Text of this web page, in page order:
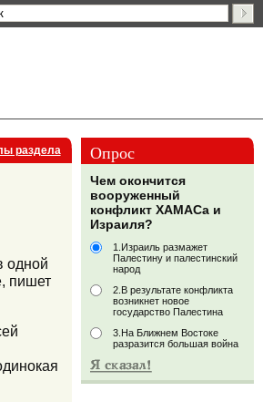
раздела
одной
пишет
Опрос
Чем окончится
вооруженный
конфликт ХАМАСа и
Израиля?
1.Израиль размажет
Палестину и палестинский
народ
2.В результате конфликта
возникнет новое
государство Палестина
3.На Ближнем Востоке
разразится большая война